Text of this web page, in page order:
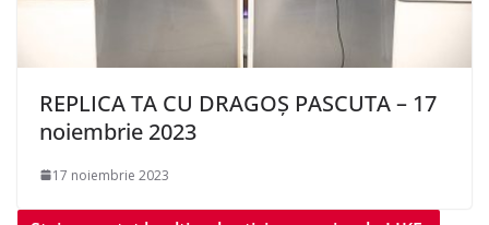
REPLICA TA CU DRAGOȘ PASCUTA – 17
noiembrie 2023
17 noiembrie 2023